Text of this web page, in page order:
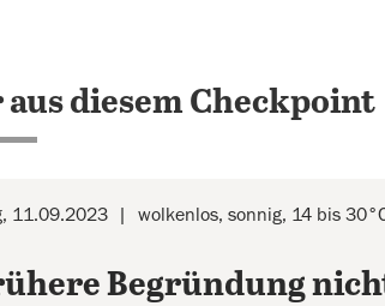
diesem Checkpoint
11.09.2023 wolkenlos, sonnig, 14 bis
Begründung